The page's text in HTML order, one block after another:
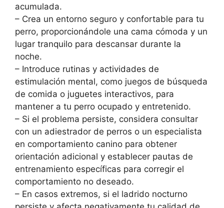
acumulada.
– Crea un entorno seguro y confortable para tu
perro, proporcionándole una cama cómoda y un
lugar tranquilo para descansar durante la
noche.
– Introduce rutinas y actividades de
estimulación mental, como juegos de búsqueda
de comida o juguetes interactivos, para
mantener a tu perro ocupado y entretenido.
– Si el problema persiste, considera consultar
con un adiestrador de perros o un especialista
en comportamiento canino para obtener
orientación adicional y establecer pautas de
entrenamiento específicas para corregir el
comportamiento no deseado.
– En casos extremos, si el ladrido nocturno